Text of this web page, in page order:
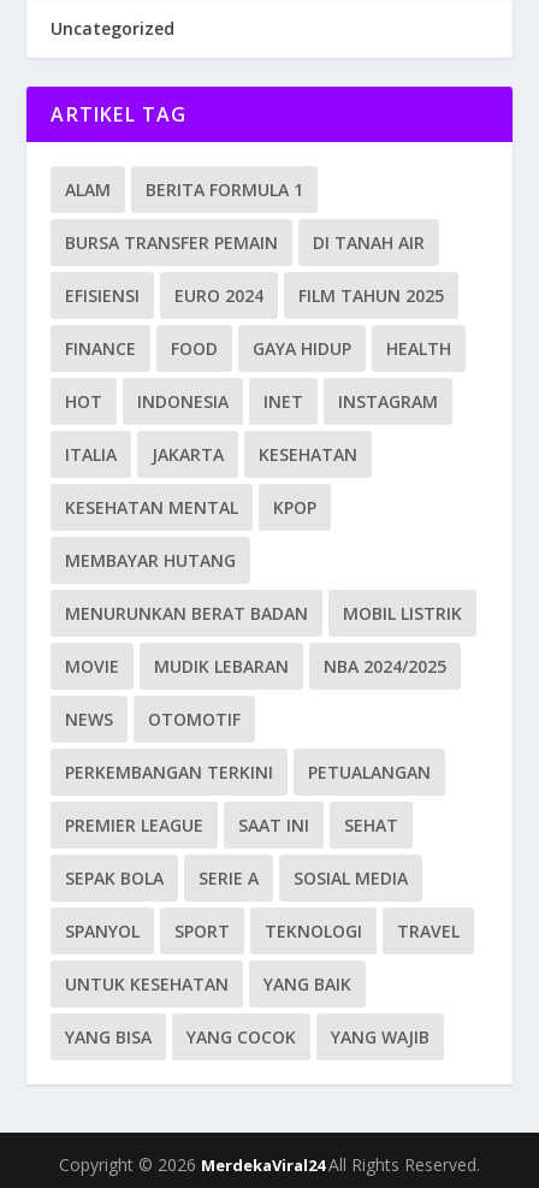
Uncategorized
ARTIKEL TAG
ALAM BERITA FORMULA 1
BURSA TRANSFER PEMAIN DI TANAH AIR
EFISIENSI EURO 2024 FILM TAHUN 2025
FINANCE FOOD GAYA HIDUP HEALTH
HOT INDONESIA INET INSTAGRAM
ITALIA JAKARTA KESEHATAN
KESEHATAN MENTAL KPOP
MEMBAYAR HUTANG
MENURUNKAN BERAT BADAN MOBIL LISTRIK
MOVIE MUDIK LEBARAN NBA 2024/2025
NEWS OTOMOTIF
PERKEMBANGAN TERKINI PETUALANGAN
PREMIER LEAGUE SAAT INI SEHAT
SEPAK BOLA SERIE A SOSIAL MEDIA
SPANYOL SPORT TEKNOLOGI TRAVEL
UNTUK KESEHATAN YANG BAIK
YANG BISA YANG COCOK YANG WAJIB
Copyright © 2026 MerdekaViral24All Rights Reserved.